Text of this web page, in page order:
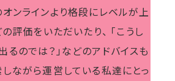
ンラインより格段にレベルが上
の評価をいただいたり、 「こうし
のでは？」などのアドバイスも
ながら運営している私達にとっ